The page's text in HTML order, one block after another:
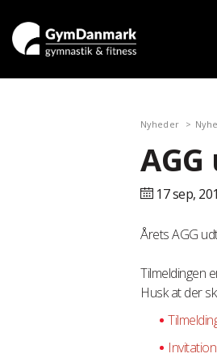
Nyheder
17 sep,
Årets AGG
Tilmeldingen
Husk at der
Invitation